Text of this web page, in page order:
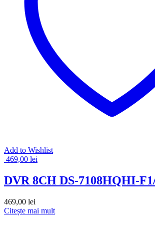
Add to Wishlist
469,00 lei
DVR 8CH DS-7108HQHI-
469,00 lei
Citește mai mult